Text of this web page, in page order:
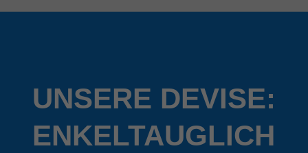
UNSERE DEVISE:
ENKELTAUGLICH